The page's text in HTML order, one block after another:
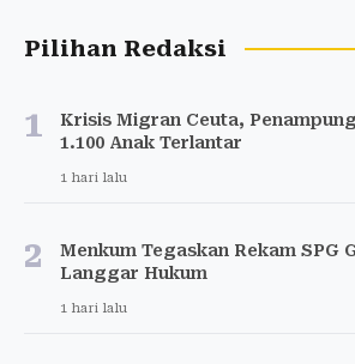
Pilihan Redaksi
1
Krisis Migran Ceuta,
1.100 Anak Terlantar
1 hari lalu
2
Menkum Tegaskan Rekam SPG
Langgar Hukum
1 hari lalu